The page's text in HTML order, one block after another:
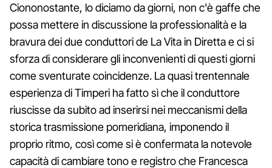
Ciononostante, lo diciamo da giorni, non c'è gaffe che
possa mettere in discussione la professionalità e la
bravura dei due conduttori de La Vita in Diretta e ci si
sforza di considerare gli inconvenienti di questi giorni
come sventurate coincidenze. La quasi trentennale
esperienza di Timperi ha fatto sì che il conduttore
riuscisse da subito ad inserirsi nei meccanismi della
storica trasmissione pomeridiana, imponendo il
proprio ritmo, così come si è confermata la notevole
capacità di cambiare tono e registro che Francesca